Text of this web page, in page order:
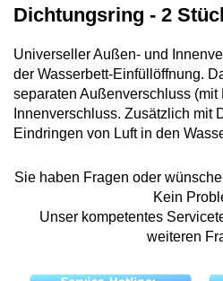
Dichtungsring - 2
Universeller Außen- und
der Wasserbett-Einfüllöffnung.
separaten Außenverschluss
Innenverschluss. Zusätzlich mit
Eindringen von Luft in den
Sie haben Fragen oder
Kein
Unser kompetentes
weiteren